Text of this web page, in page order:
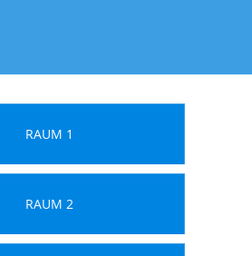
RAUM 1
RAUM 2